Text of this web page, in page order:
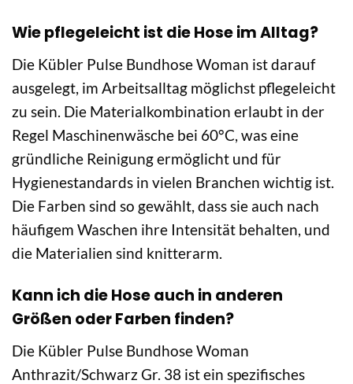
Wie pflegeleicht ist die Hose im Alltag?
Die Kübler Pulse Bundhose Woman ist darauf
ausgelegt, im Arbeitsalltag möglichst pflegeleicht
zu sein. Die Materialkombination erlaubt in der
Regel Maschinenwäsche bei 60°C, was eine
gründliche Reinigung ermöglicht und für
Hygienestandards in vielen Branchen wichtig ist.
Die Farben sind so gewählt, dass sie auch nach
häufigem Waschen ihre Intensität behalten, und
die Materialien sind knitterarm.
Kann ich die Hose auch in anderen
Größen oder Farben finden?
Die Kübler Pulse Bundhose Woman
Anthrazit/Schwarz Gr. 38 ist ein spezifisches